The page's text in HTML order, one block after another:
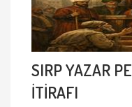
SIRP YAZAR
İTİRAFI